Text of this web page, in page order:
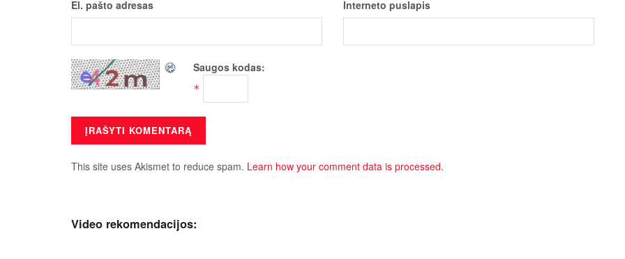
El. pašto adresas Interneto puslapis
Saugos kodas:
*
This site uses Akismet to reduce spam. Learn how your comment data is processed.
Video rekomendacijos: